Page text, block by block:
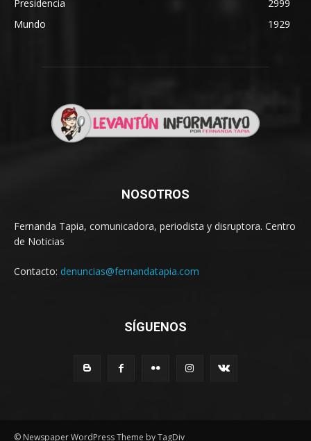
Presidencia
2999
Mundo
1929
NOSOTROS
Fernanda Tapia, comunicadora, periodista y disruptora. Centro
de Noticias
Contacto: denuncias@fernandatapia.com
SÍGUENOS
© Newspaper WordPress Theme by TagDiv